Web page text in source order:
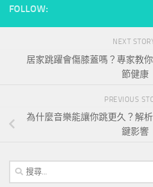
FOLLOW:
NEXT
居家跳躍會傷膝蓋嗎？專家教
節健康
PREVIOUS
為什麼音樂能讓你跳更久？解
鍵影響
搜
尋